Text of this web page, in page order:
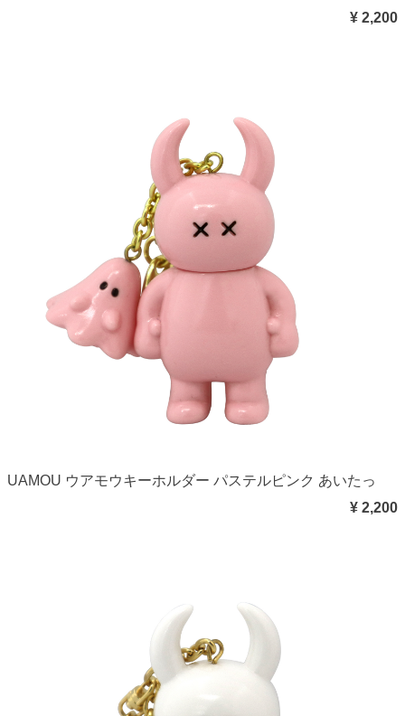
¥ 2,200
UAMOU ウアモウキーホルダー パステルピンク あいたっ
¥ 2,200